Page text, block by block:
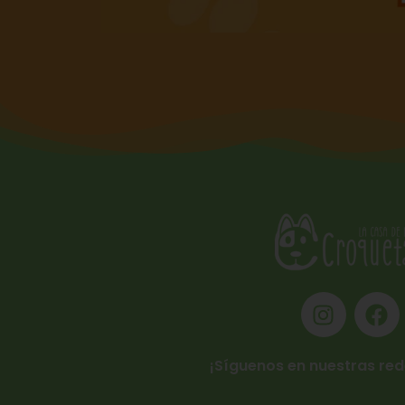
¡Síguenos en nuestras